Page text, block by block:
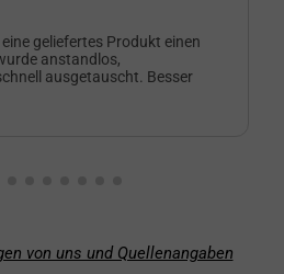
geliefertes Produkt einen
anstandlos,
ausgetauscht. Besser
von uns und Quellenangaben